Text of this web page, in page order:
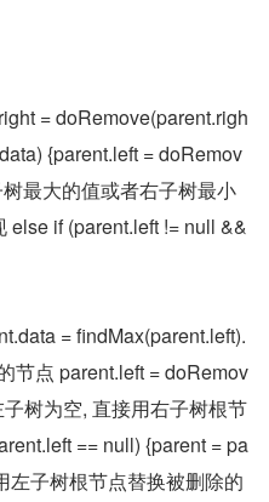
= doRemove(parent.righ
{parent.left = doRemov
最大的值或者右子树最小
else if (parent.left != null &&
= findMax(parent.left).
节点 parent.left = doRemov
树为空, 直接用右子树根节
== null) {parent = pa
左子树根节点替换被删除的